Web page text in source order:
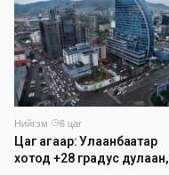
Нийгэм·
6 цаг
Цаг агаар: Улаанбаатар
хотод +28 градус дулаан,